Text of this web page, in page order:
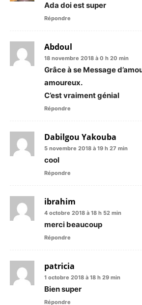
Ada doi est super
Répondre
Abdoul
18 novembre 2018 à 0 h 20 min
Grâce à se Message
amoureux.
C’est vraiment génial
Répondre
Dabilgou Yakouba
5 novembre 2018 à 19 h 27 min
cool
Répondre
ibrahim
4 octobre 2018 à 18 h 52 min
merci beaucoup
Répondre
patricia
1 octobre 2018 à 18 h 29 min
Bien super
Répondre